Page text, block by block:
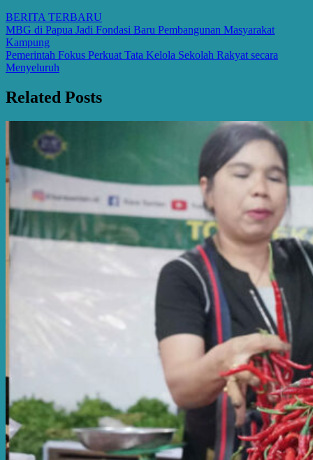
BERITA TERBARU
Post
navigation
MBG di Papua Jadi Fondasi Baru Pembangunan Masyarakat
Kampung
Pemerintah Fokus Perkuat Tata Kelola Sekolah Rakyat secara
Menyeluruh
Related Posts